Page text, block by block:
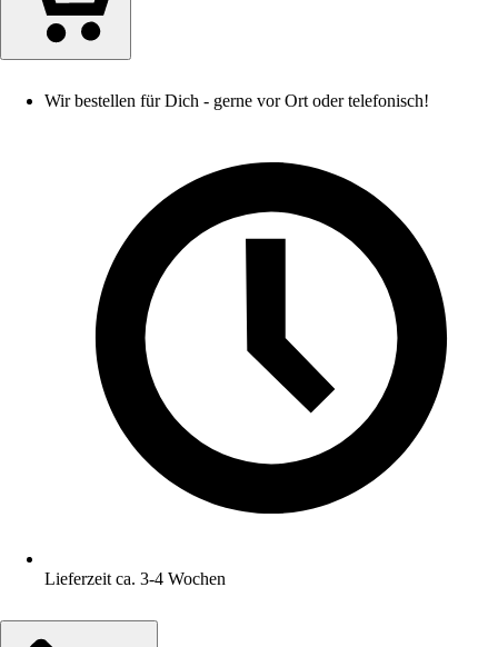
Wir bestellen für Dich - gerne vor Ort oder telefonisch!
Lieferzeit ca. 3-4 Wochen